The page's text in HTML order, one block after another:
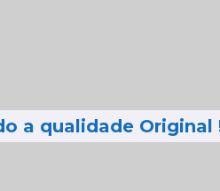
a qualidade Original